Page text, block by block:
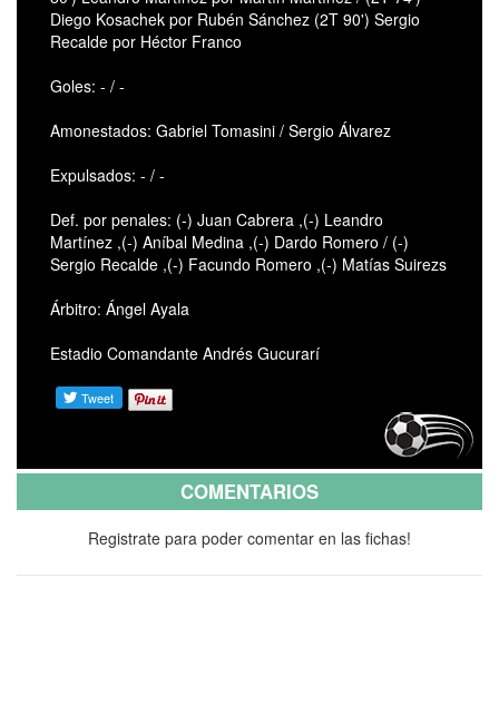
Diego Kosachek por Rubén Sánchez (2T 90') Sergio
Recalde por Héctor Franco
Goles: - / -
Amonestados: Gabriel Tomasini / Sergio Álvarez
Expulsados: - / -
Def. por penales: (-) Juan Cabrera ,(-) Leandro
Martínez ,(-) Aníbal Medina ,(-) Dardo Romero / (-)
Sergio Recalde ,(-) Facundo Romero ,(-) Matías Suirezs
Árbitro: Ángel Ayala
Estadio Comandante Andrés Gucurarí
COMENTARIOS
Registrate para poder comentar en las fichas!